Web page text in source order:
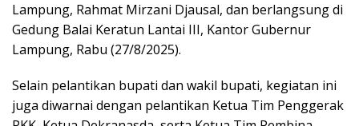
Lampung, Rahmat Mirzani Djausal, dan berlangsung di
Gedung Balai Keratun Lantai III, Kantor Gubernur
Lampung, Rabu (27/8/2025).
Selain pelantikan bupati dan wakil bupati, kegiatan ini
juga diwarnai dengan pelantikan Ketua Tim Penggerak